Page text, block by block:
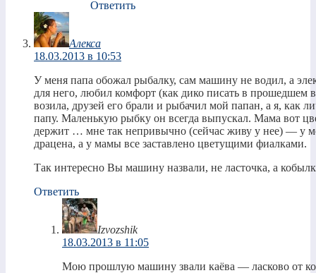
Ответить
Алекса
18.03.2013 в 10:53
У меня папа обожал рыбалку, сам машину не водил, а
для него, любил комфорт (как дико писать в прошедшем
возила, друзей его брали и рыбачил мой папан, а я, как
папу. Маленькую рыбку он всегда выпускал. Мама вот
держит … мне так непривычно (сейчас живу у нее) — у
драцена, а у мамы все заставлено цветущими фиалками.
Так интересно Вы машину назвали, не ласточка, а
Ответить
Izvozshik
18.03.2013 в 11:05
Мою прошлую машину звали каёва — ласково от